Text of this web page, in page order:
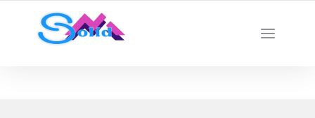
Best SMM Services